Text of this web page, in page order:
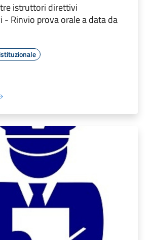
istruttori direttivi
Rinvio prova orale a data da